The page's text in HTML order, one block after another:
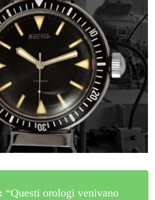
“Questi orologi venivano